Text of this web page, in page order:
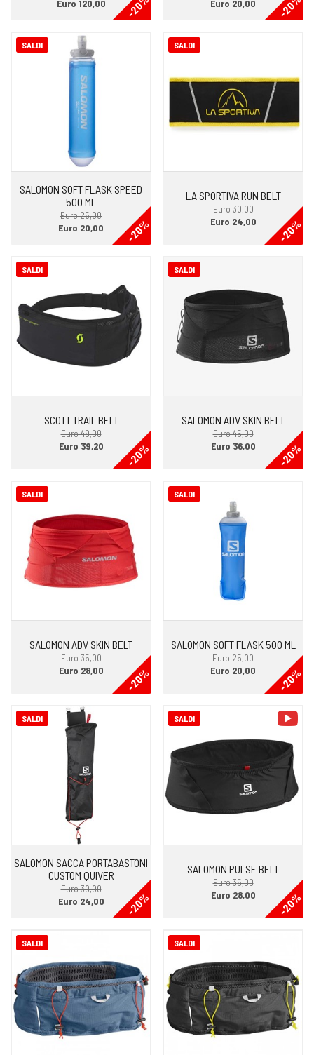
-20%
Euro 120,00 -20%
Euro 20,00
SALDI
SALOMON SOFT FLASK SPEED
500 ML
Euro 25,00
-20%
Euro 20,00
SALDI
LA SPORTIVA RUN BELT
Euro 30,00
-20%
Euro 24,00
SALDI
SCOTT TRAIL BELT
Euro 49,00
-20%
Euro 39,20
SALDI
SALOMON ADV SKIN BELT
Euro 45,00
-20%
Euro 36,00
SALDI
SALOMON ADV SKIN BELT
Euro 35,00
-20%
Euro 28,00
SALDI
SALOMON SOFT FLASK 500 ML
Euro 25,00
-20%
Euro 20,00
SALDI
SALOMON SACCA PORTABASTONI
CUSTOM QUIVER
Euro 30,00
-20%
Euro 24,00
SALDI
SALOMON PULSE BELT
Euro 35,00
-20%
Euro 28,00
SALDI SALDI